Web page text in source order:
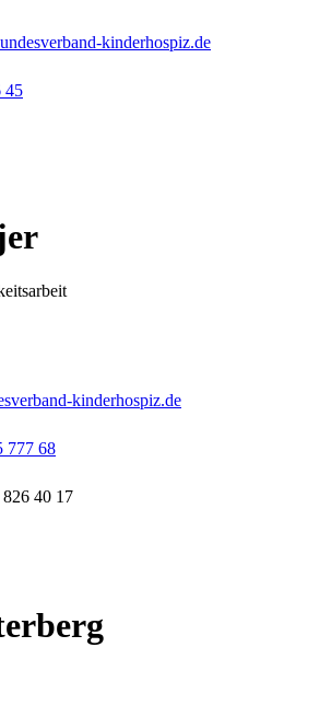
kinderhospiz.de
45
kinderhospiz.de
777 68
40 17